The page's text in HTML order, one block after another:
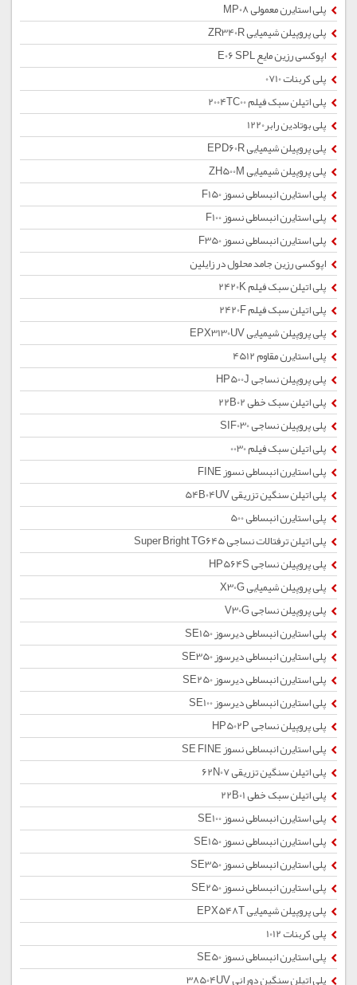
پلی استایرن معمولی MP08
پلی پروپیلن شیمیایی ZR340R
اپوکسی رزین مایع E06 SPL
پلی کربنات 0710
پلی اتیلن سبک فیلم 2004TC00
پلی بوتادین رابر1220
پلی پروپیلن شیمیایی EPD60R
پلی پروپیلن شیمیایی ZH500M
پلی استایرن انبساطی نسوز F150
پلی استایرن انبساطی نسوز F100
پلی استایرن انبساطی نسوز F350
اپوکسی رزین جامد محلول در زایلین
پلی اتیلن سبک فیلم 2420K
پلی اتیلن سبک فیلم 2420F
پلی پروپیلن شیمیایی EPX3130UV
پلی استایرن مقاوم 4512
پلی پروپیلن نساجی HP500J
پلی اتیلن سبک خطی 22B02
پلی پروپیلن نساجی SIF030
پلی اتیلن سبک فیلم 0030
پلی استایرن انبساطی نسوز FINE
پلی اتیلن سنگین تزریقی 54B04UV
پلی استایرن انبساطی 500
پلی اتیلن ترفتالات نساجی Super Bright TG645
پلی پروپیلن نساجی HP564S
پلی پروپیلن شیمیایی X30G
پلی پروپیلن نساجی V30G
پلی استایرن انبساطی دیرسوز SE150
پلی استایرن انبساطی دیرسوز SE350
پلی استایرن انبساطی دیرسوز SE250
پلی استایرن انبساطی دیرسوز SE100
پلی پروپیلن نساجی HP502P
پلی استایرن انبساطی نسوز SE FINE
پلی اتیلن سنگین تزریقی 62N07
پلی اتیلن سبک خطی 22B01
پلی استایرن انبساطی نسوز SE100
پلی استایرن انبساطی نسوز SE150
پلی استایرن انبساطی نسوز SE350
پلی استایرن انبساطی نسوز SE250
پلی پروپیلن شیمیایی EPX548T
پلی کربنات 1012
پلی استایرن انبساطی نسوز SE50
پلی اتیلن سنگین دورانی 38504UV